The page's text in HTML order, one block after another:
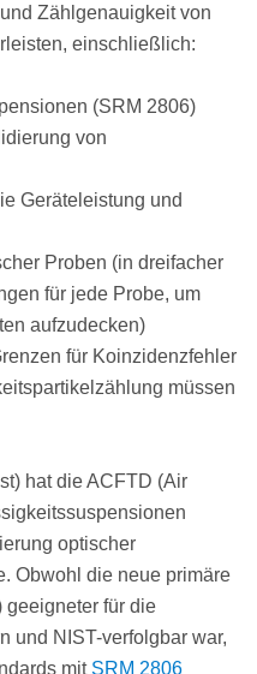
Zählgenauigkeit von
einschließlich:
(SRM 2806)
von
Geräteleistung und
Proben (in dreifacher
für jede Probe, um
aufzudecken)
für Koinzidenzfehler
müssen
hat die ACFTD (Air
optischer
Obwohl die neue primäre
geeigneter für die
und NIST-verfolgbar war,
mit SRM 2806